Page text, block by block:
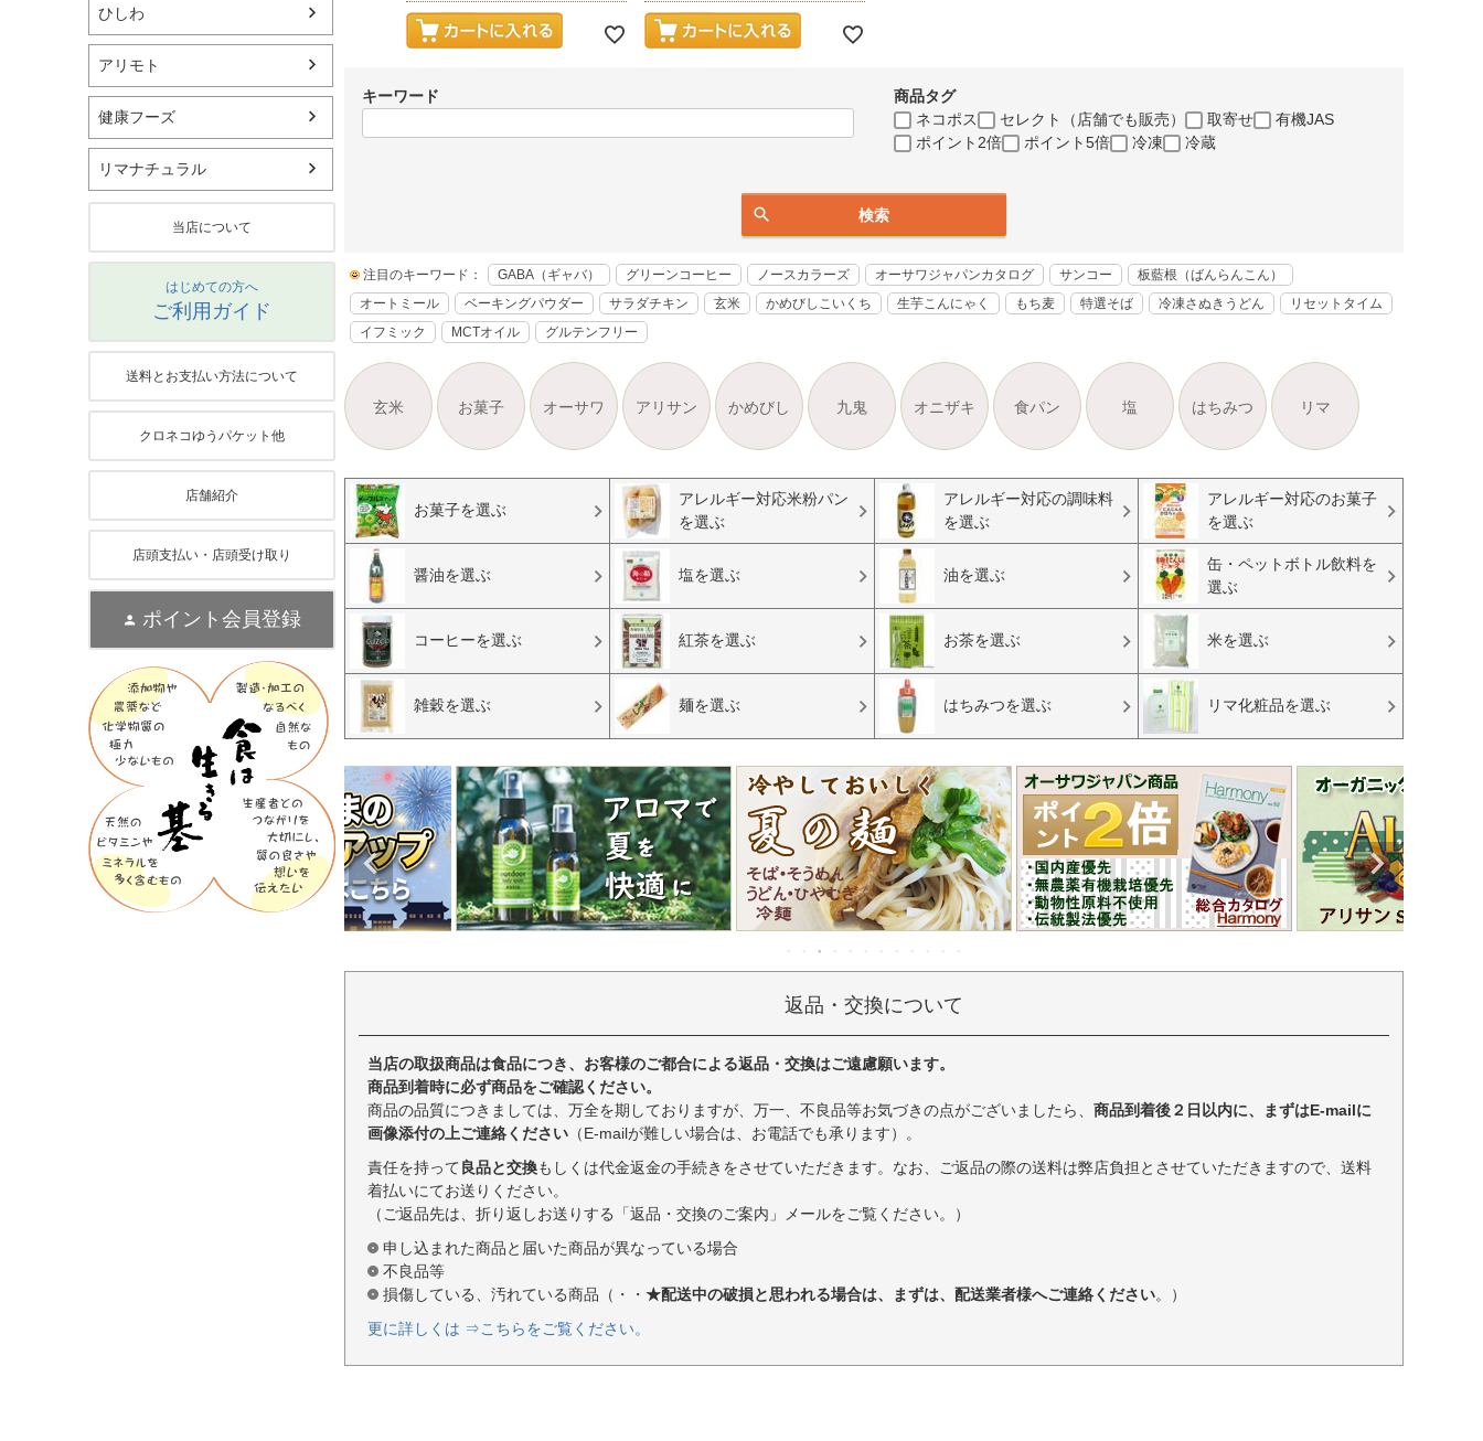
ひしわ
アリモト
健康フーズ
リマナチュラル
当店について
はじめての方へ
ご利用ガイド
送料とお支払い方法について
クロネコゆうパケット他
店舗紹介
店頭支払い・店頭受け取り
ポイント会員登録
キーワード
商品タグ
ネコポス
セレクト（店舗でも販売） 取寄せ
有機JAS
ポイント2倍
ポイント5倍 冷凍 冷蔵
検索
注目のキーワード： GABA（ギャバ） グリーンコーヒー ノースカラーズ オーサワジャパンカタログ サンコー
板藍根（ばんらんこん）
オートミール
ベーキングパウダー サラダチキン 玄米 かめびしこいくち 生芋こんにゃく もち麦 特選そば 冷凍さぬきうどん
リセットタイム
イフミック
MCTオイル グルテンフリー
玄米 お菓子 オーサワ アリサン かめびし 九鬼 オニザキ 食パン 塩 はちみつ リマ
お菓子を選ぶ
アレルギー対応米粉パン
を選ぶ
アレルギー対応の調味料
を選ぶ
アレルギー対応のお菓子
を選ぶ
醤油を選ぶ 塩を選ぶ 油を選ぶ
缶・ペットボトル飲料を
選ぶ
コーヒーを選ぶ 紅茶を選ぶ お茶を選ぶ 米を選ぶ
雑穀を選ぶ 麺を選ぶ はちみつを選ぶ リマ化粧品を選ぶ
返品・交換について
当店の取扱商品は食品につき、お客様のご都合による返品・交換はご遠慮願います。
商品到着時に必ず商品をご確認ください。
商品の品質につきましては、万全を期しておりますが、万一、不良品等お気づきの点がございましたら、 商品到着後２日以内に、まずはE-mailに
画像添付の上ご連絡ください （E-mailが難しい場合は、お電話でも承ります）。
責任を持って 良品と交換もしくは代金返金の手続きをさせていただきます。なお、ご返品の際の送料は弊店負担とさせていただきますので、送料
着払いにてお送りください。
（ご返品先は、折り返しお送りする「返品・交換のご案内」メールをご覧ください。）
申し込まれた商品と届いた商品が異なっている場合
不良品等
損傷している、汚れている商品（・・ ★配送中の破損と思われる場合は、まずは、配送業者様へご連絡ください。）
更に詳しくは ⇒こちらをご覧ください。